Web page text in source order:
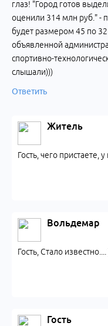
глаз! "Город готов
оценили 314 млн руб." -
будет размером 45 по
объявленной
спортивно-
слышали)))
Ответить
Житель
Гость, чего пристаете,
Вольдемар
Гость, Стало известно....
Гость